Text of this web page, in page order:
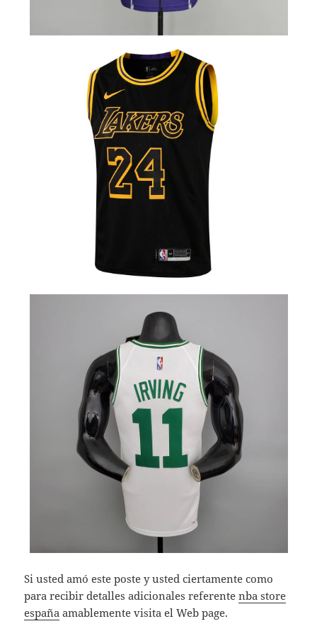
Si usted amó este poste y usted ciertamente como
para recibir detalles adicionales referentenba store
españa amablemente visita el Web page.